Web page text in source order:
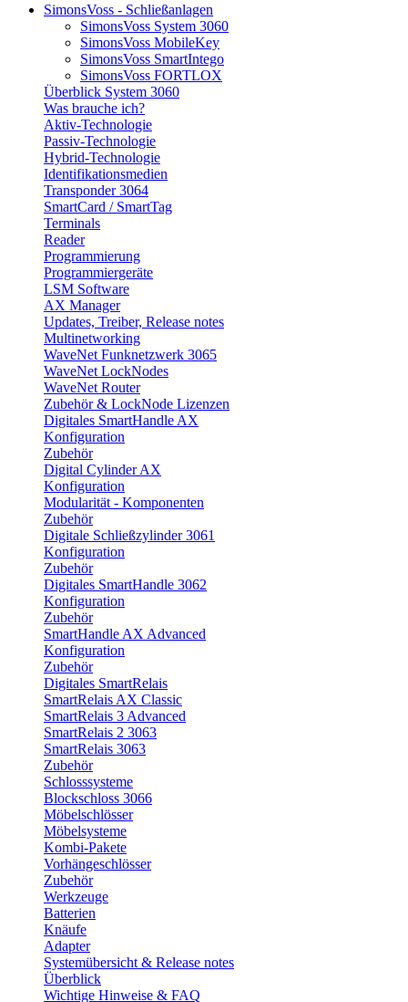
SimonsVoss - Schließanlagen
SimonsVoss System 3060
SimonsVoss MobileKey
SimonsVoss SmartIntego
SimonsVoss FORTLOX
Überblick System 3060
Was brauche ich?
Aktiv-Technologie
Passiv-Technologie
Hybrid-Technologie
Identifikationsmedien
Transponder 3064
SmartCard / SmartTag
Terminals
Reader
Programmierung
Programmiergeräte
LSM Software
AX Manager
Updates, Treiber, Release notes
Multinetworking
WaveNet Funknetzwerk 3065
WaveNet LockNodes
WaveNet Router
Zubehör & LockNode Lizenzen
Digitales SmartHandle AX
Konfiguration
Zubehör
Digital Cylinder AX
Konfiguration
Modularität - Komponenten
Zubehör
Digitale Schließzylinder 3061
Konfiguration
Zubehör
Digitales SmartHandle 3062
Konfiguration
Zubehör
SmartHandle AX Advanced
Konfiguration
Zubehör
Digitales SmartRelais
SmartRelais AX Classic
SmartRelais 3 Advanced
SmartRelais 2 3063
SmartRelais 3063
Zubehör
Schlosssysteme
Blockschloss 3066
Möbelschlösser
Möbelsysteme
Kombi-Pakete
Vorhängeschlösser
Zubehör
Werkzeuge
Batterien
Knäufe
Adapter
Systemübersicht & Release notes
Überblick
Wichtige Hinweise & FAQ